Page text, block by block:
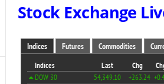
Stock Exchange